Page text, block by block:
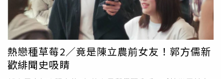
期受青春痘困擾，臉部紅腫敏感，痘痘與痘疤反覆出現，即
便接受皮膚科的藥物治療，情況仍無法根本改善，讓該位患
者身心俱疲。方宇心透過中西醫整合的方式，從患者的睡眠
品質、生活作息、飲食習慣與壓力狀況入手，發現她夜間胃
食道逆流、長時間睡眠中斷及高壓工作環境是主要影響因
素，方宇心因而為患者調整腸胃功能，搭配中醫體質調理與
熱戀種草莓2／竟是陳立農前女友！郭方儒新
歡緋聞史吸睛